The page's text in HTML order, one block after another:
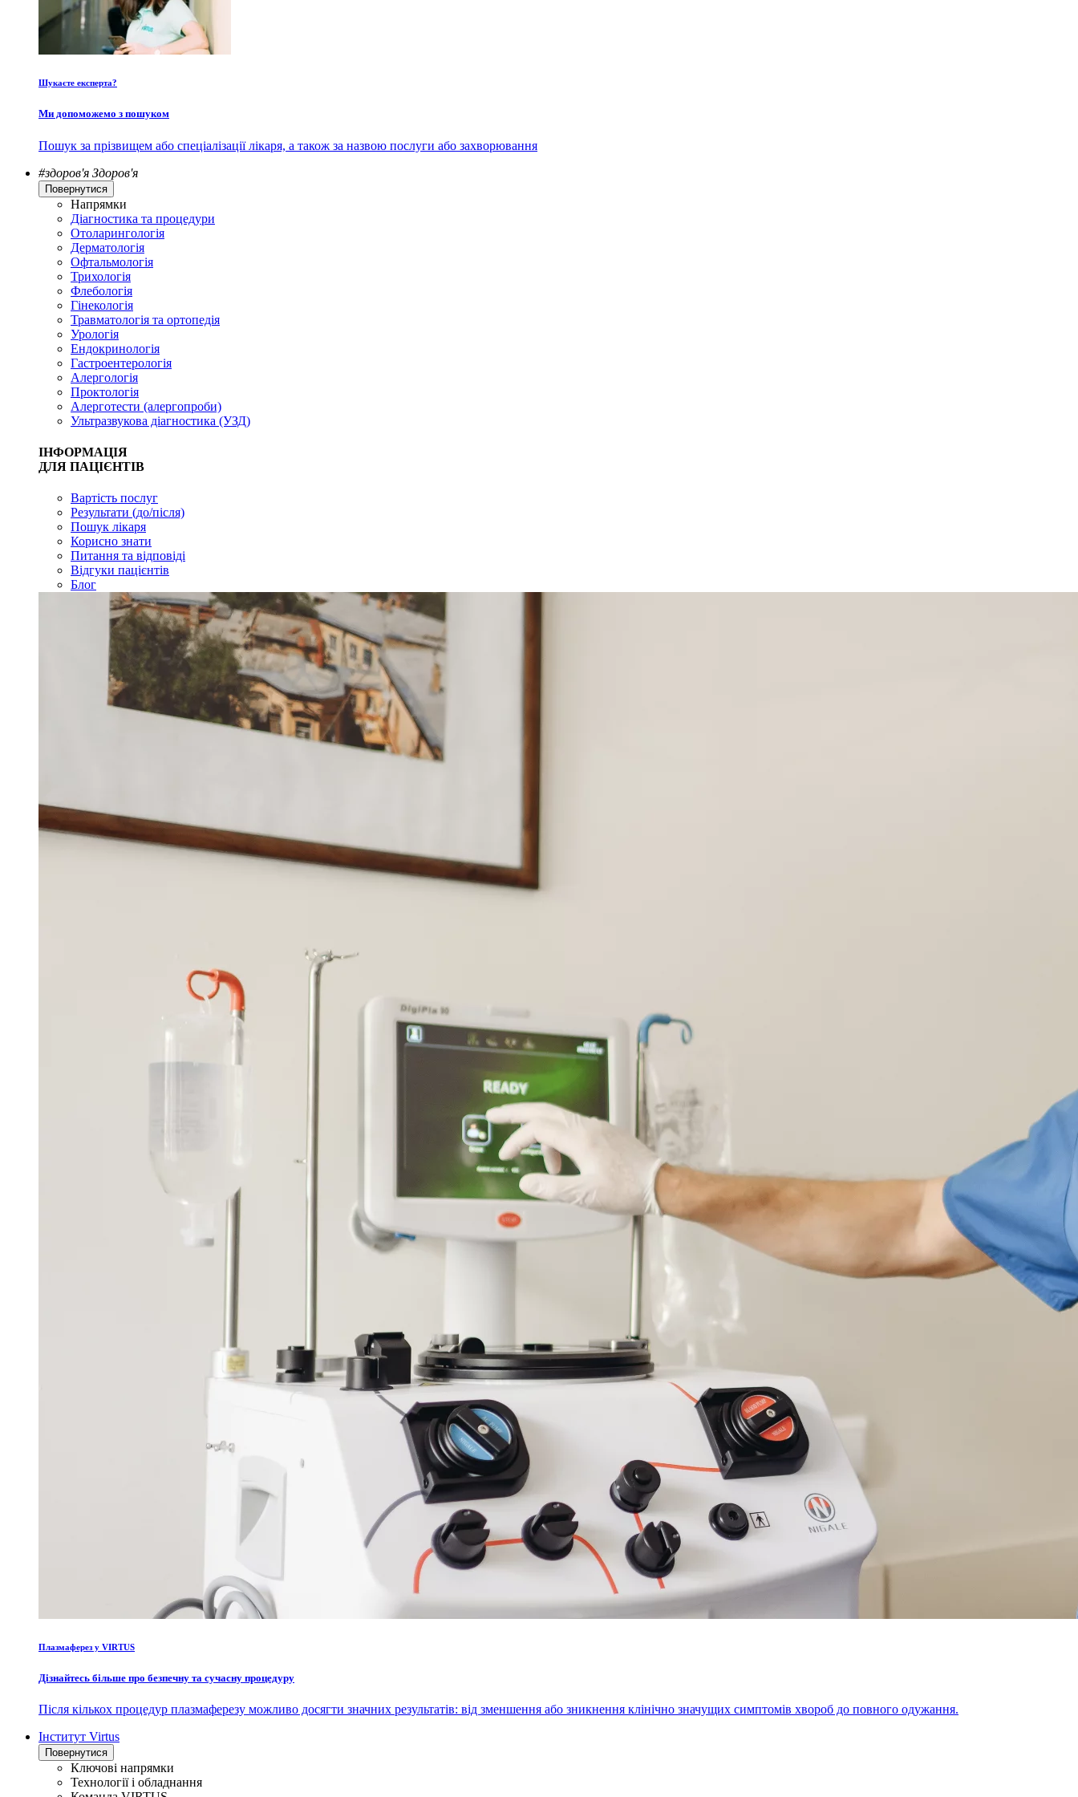
Шукаєте експерта?
Ми допоможемо з пошуком
Пошук за прізвищем або спеціалізації лікаря, а також за назвою послуги або захворювання
#здоров'я Здоров'я
Повернутися
Напрямки
Діагностика та процедури
Отоларингологія
Дерматологія
Офтальмологія
Трихологія
Флебологія
Гінекологія
Травматологія та ортопедія
Урологія
Ендокринологія
Гастроентерологія
Алергологія
Проктологія
Алерготести (алергопроби)
Ультразвукова діагностика (УЗД)
ІНФОРМАЦІЯ
ДЛЯ ПАЦІЄНТІВ
Вартість послуг
Результати (до/після)
Пошук лікаря
Корисно знати
Питання та відповіді
Відгуки пацієнтів
Блог
Плазмаферез у VIRTUS
Дізнайтесь більше про безпечну та сучасну процедуру
Після кількох процедур плазмаферезу можливо досягти значних результатів: від зменшення або зникнення клінічно значущих симптомів хвороб до повного одужання.
Інститут Virtus
Повернутися
Ключові напрямки
Технології і обладнання